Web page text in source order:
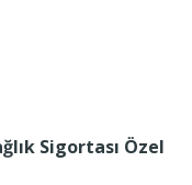
Sigortası Özel